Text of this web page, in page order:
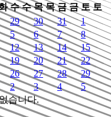
수 수 목 목 금 금 토 토
29 30 31
1
5 6 7
8
12 13 14
15
19 20 21
22
26 27 28
29
2 3 4
5
습니다.